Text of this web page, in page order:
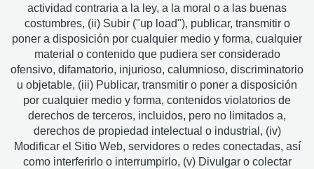
actividad contraria a la ley, a la moral o a las buenas
costumbres, (ii) Subir ("up load"), publicar, transmitir o
poner a disposición por cualquier medio y forma, cualquier
material o contenido que pudiera ser considerado
ofensivo, difamatorio, injurioso, calumnioso, discriminatorio
u objetable, (iii) Publicar, transmitir o poner a disposición
por cualquier medio y forma, contenidos violatorios de
derechos de terceros, incluidos, pero no limitados a,
derechos de propiedad intelectual o industrial, (iv)
Modificar el Sitio Web, servidores o redes conectadas, así
como interferirlo o interrumpirlo, (v) Divulgar o colectar